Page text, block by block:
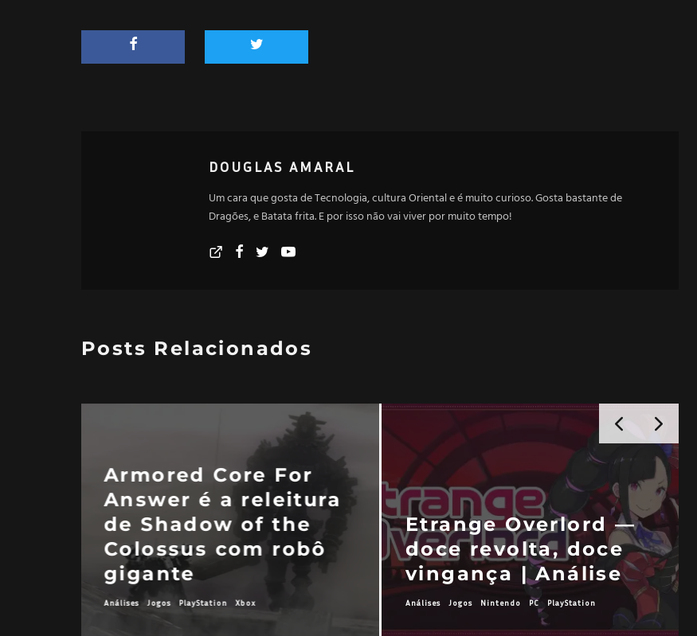
DOUGLAS AMARAL
Um cara que gosta de Tecnologia, cultura Oriental e é muito curioso. Gosta bastante de
Dragões, e Batata frita. E por isso não vai viver por muito tempo!
Posts Relacionados
Armored Core For
Answer é a releitura
de Shadow of the
Colossus com robô
gigante
Análises Jogos PlayStation Xbox
Etrange Overlord —
doce revolta, doce
vingança | Análise
Análises Jogos Nintendo PC PlayStation